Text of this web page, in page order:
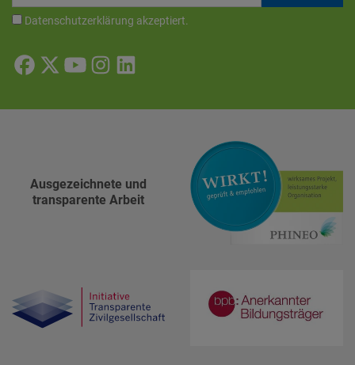
Datenschutzerklärung akzeptiert.
Ausgezeichnete und
transparente Arbeit